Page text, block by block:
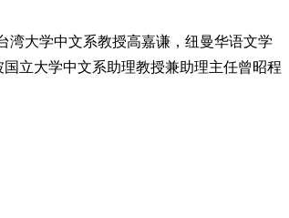
湾大学中文系教授高嘉谦，纽曼华语文学
立大学中文系助理教授兼助理主任曾昭程